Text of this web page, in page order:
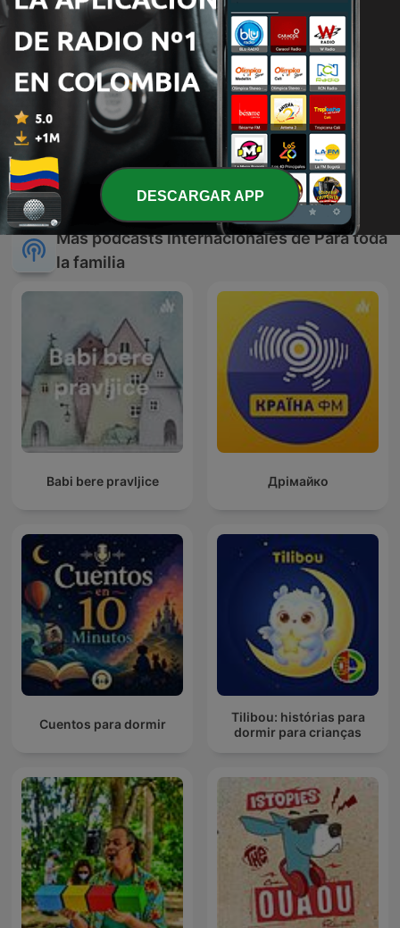
Desarrollo infantil Emisora del CRA Alciares
Más podcasts internacionales de Para toda
la familia
Babi bere pravljice Дрімайко
Cuentos para dormir
Tilibou: histórias para
dormir para crianças
DESCARGAR APP